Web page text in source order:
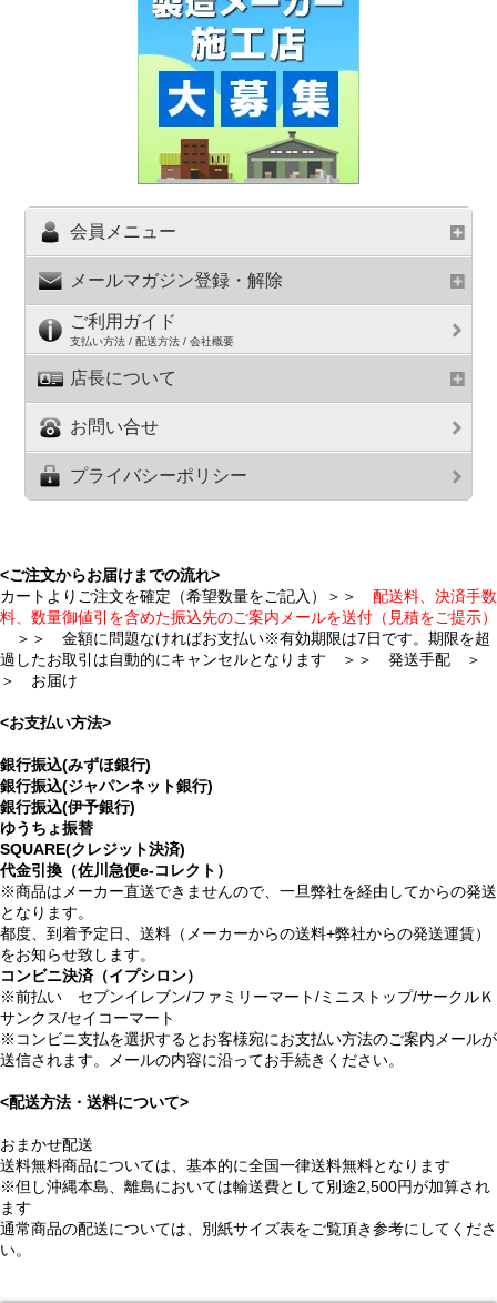
会員メニュー
メールマガジン登録・解除
ご利用ガイド
支払い方法 / 配送方法 / 会社概要
店長について
お問い合せ
プライバシーポリシー
<ご注文からお届けまでの流れ>
カートよりご注文を確定（希望数量をご記入）＞＞ 配送料、決済手数
料、数量御値引を含めた振込先のご案内メールを送付（見積をご提示）
＞＞ 金額に問題なければお支払い※有効期限は7日です。期限を超
過したお取引は自動的にキャンセルとなります ＞＞ 発送手配 ＞
＞ お届け
<お支払い方法>
銀行振込(みずほ銀行)
銀行振込(ジャパンネット銀行)
銀行振込(伊予銀行)
ゆうちょ振替
SQUARE(クレジット決済)
代金引換（佐川急便e-コレクト）
※商品はメーカー直送できませんので、一旦弊社を経由してからの発送
となります。
都度、到着予定日、送料（メーカーからの送料+弊社からの発送運賃）
をお知らせ致します。
コンビニ決済（イプシロン）
※前払い セブンイレブン/ファミリーマート/ミニストップ/サークルＫ
サンクス/セイコーマート
※コンビニ支払を選択するとお客様宛にお支払い方法のご案内メールが
送信されます。メールの内容に沿ってお手続きください。
<配送方法・送料について>
おまかせ配送
送料無料商品については、基本的に全国一律送料無料となります
※但し沖縄本島、離島においては輸送費として別途2,500円が加算され
ます
通常商品の配送については、別紙サイズ表をご覧頂き参考にしてくださ
い。